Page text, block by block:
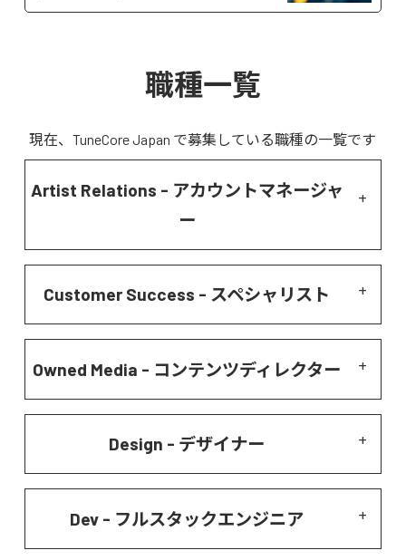
職種一覧
現在、TuneCore Japan で募集している職種の一覧です
Artist Relations - アカウントマネージャ
ー
Customer Success - スペシャリスト
Owned Media - コンテンツディレクター
Design - デザイナー
Dev - フルスタックエンジニア